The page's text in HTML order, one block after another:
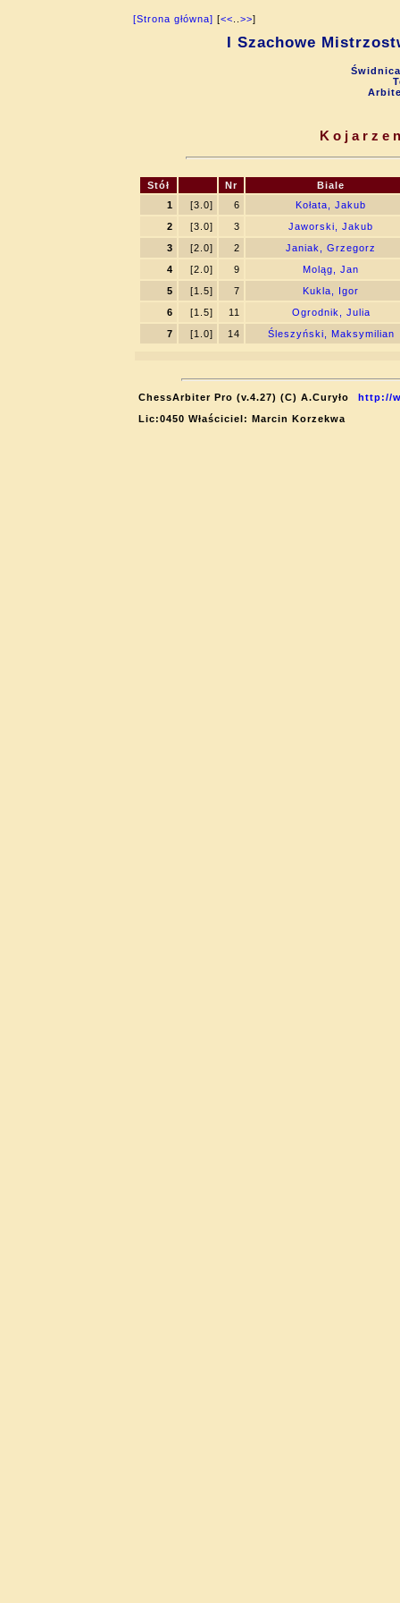
[Strona główna] [<< >>]
I Szachowe
Stół Nr
Biale
1
[3.0] 6
Kołata, Jakub
2
[3.0] 3
Jaworski, Jakub
3
[2.0] 2
Janiak, Grzegorz
4
[2.0] 9
Moląg, Jan
5
[1.5] 7
Kukla, Igor
6
[1.5] 11
Ogrodnik, Julia
7
[1.0] 14 Śleszyński, Maksymilian
ChessArbiter Pro (v.4.27) (C) A.Curyło
http://
Lic:0450 Właściciel: Marcin Korzekwa